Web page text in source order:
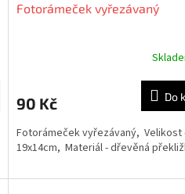
Fotorámeček vyřezávaný
90 Kč Do
Fotorámeček vyřezávaný, Velikost
19x14cm, Materiál - dřevěná